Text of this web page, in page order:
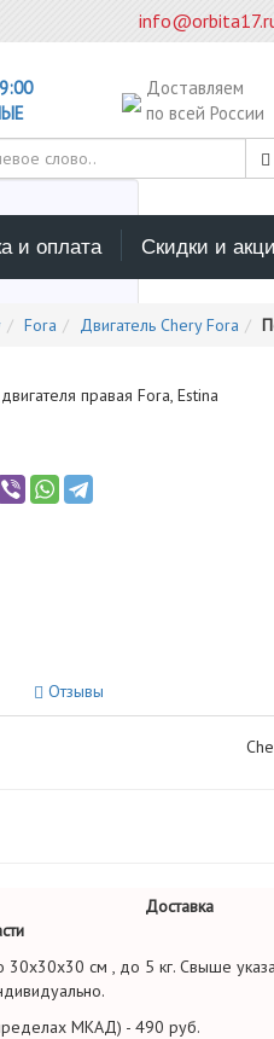
Доставляем
по всей России
поиска
и оплата Скидки и
Fora Двигатель Chery Fora
Отзывы
Доставка
30х30х30 см , до 5 кг. Свыше
МКАД) - 490 руб.